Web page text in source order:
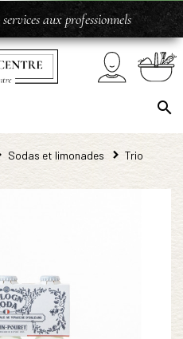
aux professionnels
Sodas et limonades
Trio